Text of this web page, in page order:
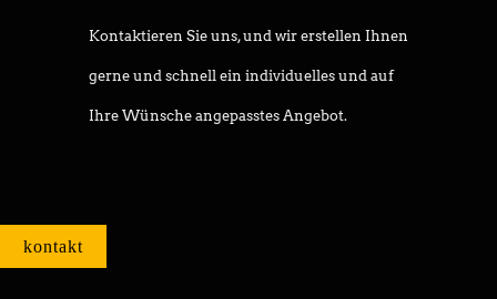
Kontaktieren Sie uns, und wir erstellen Ihnen
gerne und schnell ein individuelles und auf
Ihre Wünsche angepasstes Angebot.
kontakt